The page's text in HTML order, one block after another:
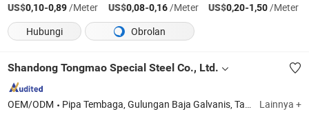
US$0,10-0,89/Meter US$0,08-0,16/Meter US$0,20-1,50/Meter
Hubungi
Obrolan
Shandong Tongmao Special Steel Co., Ltd.
OEM/ODM Pipa Tembaga, Gulungan Baja Galvanis, Tabung Aluminium, Tabung Kuningan, Pipa Baja Tanpa Jahitan Presisi, Gulungan Baja Tahan Karat, Pipa Baja Tahan Karat, Lembaran Baja, Lembaran Tembaga, Gulungan Aluminium Lainnya +